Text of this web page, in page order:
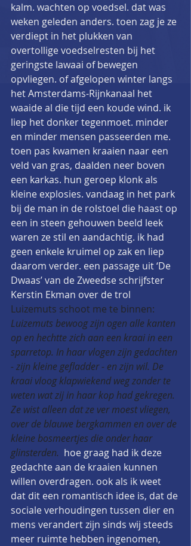
kalm. wachten op voedsel. dat was
weken geleden anders. toen zag je ze
verdiept in het plukken van
overtollige voedselresten bij het
geringste lawaai of bewegen
opvliegen. of afgelopen winter langs
het Amsterdams-Rijnkanaal het
waaide al die tijd een koude wind. ik
liep het donker tegenmoet. minder
en minder mensen passeerden me.
toen pas kwamen kraaien naar een
veld van gras, daalden neer boven
een karkas. hun geroep klonk als
kleine explosies. vandaag in het park
bij de man in de rolstoel die haast op
een in steen gehouwen beeld leek
waren ze stil en aandachtig. ik had
geen enkele kruimel op zak en liep
daarom verder. een passage uit ‘De
Dwaas’ van de Zweedse schrijfster
Kerstin Ekman over de trol
Luizemuts schoot me te binnen:
Luizemuts bewoog zijn ogen alle kanten
op en hechtte zich aan een kraai in een
sparretop. In haar vlogen zijn gedachten
- zijn kleine gefladder - en zijn wil. De
kraai vloog klapwiekend weg zonder te
weten wat zij in haar kop had gekregen.
Ze wist alleen dat ze ver moest vliegen,
over de blauwe bergkammen en over de
kleine bosmeertjes die onder haar
glinsterden. hoe graag had ik deze
gedachte aan de kraaien kunnen
willen overdragen. ook als ik weet
dat dit een romantisch idee is, dat de
sociale verhoudingen tussen dier en
mens verandert zijn sinds wij steeds
meer ruimte hebben ingenomen,